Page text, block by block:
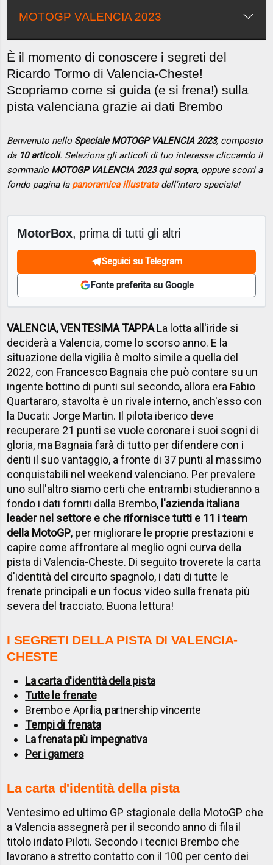
MOTOGP VALENCIA 2023
È il momento di conoscere i segreti del
Ricardo Tormo di Valencia-Cheste!
Scopriamo come si guida (e si frena!) sulla
pista valenciana grazie ai dati Brembo
Benvenuto nello Speciale MOTOGP VALENCIA 2023, composto
da 10 articoli. Seleziona gli articoli di tuo interesse cliccando il
sommario MOTOGP VALENCIA 2023 qui sopra, oppure scorri a
fondo pagina la panoramica illustratadell'intero speciale!
MotorBox, prima di tutti gli altri
Seguici su Telegram
Fonte preferita su Google
VALENCIA, VENTESIMA TAPPALa lotta all'iride si
deciderà a Valencia, come lo scorso anno. E la
situazione della vigilia è molto simile a quella del
2022, con Francesco Bagnaia che può contare su un
ingente bottino di punti sul secondo, allora era Fabio
Quartararo, stavolta è un rivale interno, anch'esso con
la Ducati: Jorge Martin. Il pilota iberico deve
recuperare 21 punti se vuole coronare i suoi sogni di
gloria, ma Bagnaia farà di tutto per difendere con i
denti il suo vantaggio, a fronte di 37 punti al massimo
conquistabili nel weekend valenciano. Per prevalere
uno sull'altro siamo certi che entrambi studieranno a
fondo i dati forniti dalla Brembo, l'azienda italiana
leader nel settore e che rifornisce tutti e 11 i team
della MotoGP, per migliorare le proprie prestazioni e
capire come affrontare al meglio ogni curva della
pista di Valencia-Cheste. Di seguito troverete la carta
d'identità del circuito spagnolo, i dati di tutte le
frenate principali e un focus video sulla frenata più
severa del tracciato. Buona lettura!
I SEGRETI DELLA PISTA DI VALENCIA-
CHESTE
La carta d'identità della pista
Tutte le frenate
Brembo e Aprilia, partnership vincente
Tempi di frenata
La frenata più impegnativa
Per i gamers
La carta d'identità della pista
Ventesimo ed ultimo GP stagionale della MotoGP che
a Valencia assegnerà per il secondo anno di fila il
titolo iridato Piloti. Secondo i tecnici Brembo che
lavorano a stretto contatto con il 100 per cento dei